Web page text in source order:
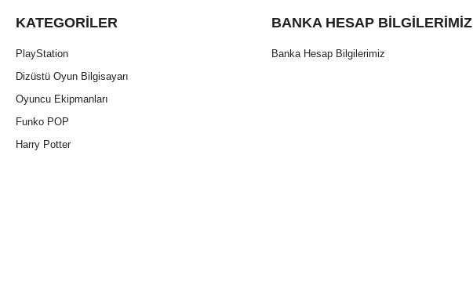
KATEGORILER
PlayStation
Dizüstü Oyun Bilgisayarı
Oyuncu Ekipmanları
Funko POP
Harry Potter
BANKA HESAP BILGILERIMIZ
Banka Hesap Bilgilerimiz